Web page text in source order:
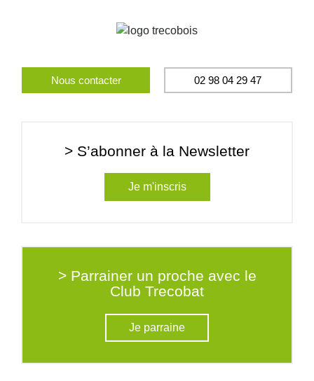
Nous contacter 02 98 04 29 47
> S’abonner à la Newsletter
Je m'inscris
> Parrainer un proche avec le
Club Trecobat
Je parraine